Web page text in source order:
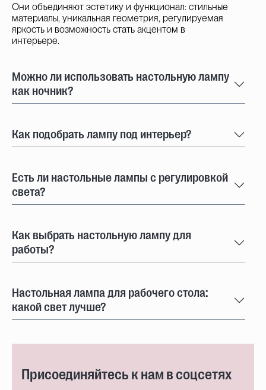
Они объединяют эстетику и функционал: стильные
материалы, уникальная геометрия, регулируемая
яркость и возможность стать акцентом в
интерьере.
Можно ли использовать настольную лампу
как ночник?
Как подобрать лампу под интерьер?
Есть ли настольные лампы с регулировкой
света?
Как выбрать настольную лампу для
работы?
Настольная лампа для рабочего стола:
какой свет лучше?
Присоединяйтесь к нам в соцсетях